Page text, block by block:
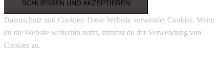
Datenschutz und Cookies: Diese Website verwendet Cookies. Wenn
du die Website weiterhin nutzt, stimmst du der Verwendung von
Cookies zu.